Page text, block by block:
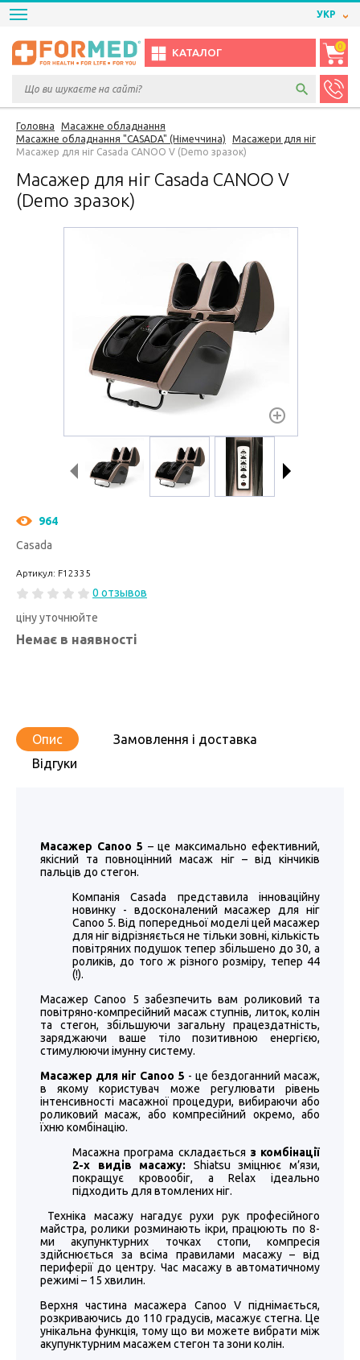
УКР
КАТАЛОГ
0
Головна
Масажне обладнання
Масажне обладнання "CASADA" (Німеччина)
Масажери для ніг
Масажер для ніг Casada CANOO V (Demo зразок)
Масажер для ніг Casada CANOO V
(Demo зразок)
964
Casada
Артикул: F12335
0 отзывов
ціну уточнюйте
Немає в наявності
Опис
Замовлення і доставка
Відгуки
Масажер Canoo 5 – це максимально ефективний,
якісний та повноцінний масаж ніг – від кінчиків
пальців до стегон.
Компанія Casada представила інноваційну
новинку - вдосконалений масажер для ніг
Canoo 5. Від попередньої моделі цей масажер
для ніг відрізняється не тільки зовні, кількість
повітряних подушок тепер збільшено до 30, а
роликів, до того ж різного розміру, тепер 44
(!).
Масажер Canoo 5 забезпечить вам роликовий та
повітряно-компресійний масаж ступнів, литок, колін
та стегон, збільшуючи загальну працездатність,
заряджаючи ваше тіло позитивною енергією,
стимулюючи імунну систему.
Масажер для ніг Canoo 5 - це бездоганний масаж,
в якому користувач може регулювати рівень
інтенсивності масажної процедури, вибираючи або
роликовий масаж, або компресійний окремо, або
їхню комбінацію.
Масажна програма складається з комбінації
2-х видів масажу: Shiatsu зміцнює м’язи,
покращує кровообіг, а Relax ідеально
підходить для втомлених ніг.
Техніка масажу нагадує рухи рук професійного
майстра, ролики розминають ікри, працюють по 8-
ми акупунктурних точках стопи, компресія
здійснюється за всіма правилами масажу – від
периферії до центру. Час масажу в автоматичному
режимі – 15 хвилин.
Верхня частина масажера Canoo V піднімається,
розкриваючись до 110 градусів, масажує стегна. Це
унікальна функція, тому що ви можете вибрати між
акупунктурним масажем стегон та зони колін.